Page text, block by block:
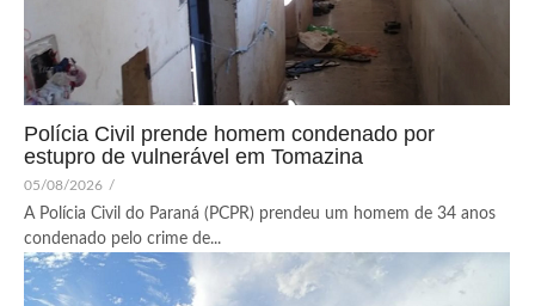
Polícia Civil prende homem condenado por
estupro de vulnerável em Tomazina
05/08/2026 /
A Polícia Civil do Paraná (PCPR) prendeu um homem de 34 anos
condenado pelo crime de...